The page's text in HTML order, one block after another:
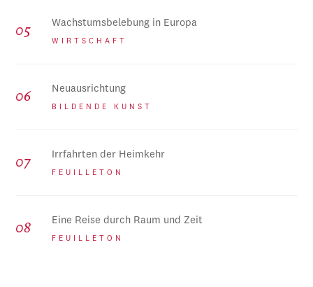
Wachstumsbelebung in Europa
WIRTSCHAFT
Neuausrichtung
BILDENDE KUNST
Irrfahrten der Heimkehr
FEUILLETON
Eine Reise durch Raum und Zeit
FEUILLETON